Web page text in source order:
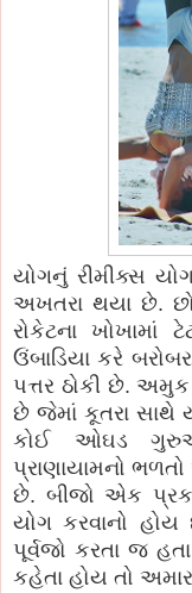
યોગનું રીમીક્સ
અખતરા થયા છે.
રોકેટના ખોખામાં
ઉંબાડિયા કરે
પત્તર ઠોકી છે.
છે જેમાં કૂતરા સાથે
કોઈ ઓઘડ ગુરુએ
પ્રાણાયામનો
છે. બીજો એક
યોગ કરવાનો
પૂર્વજો કરતા જ
કહેતા હોય તો